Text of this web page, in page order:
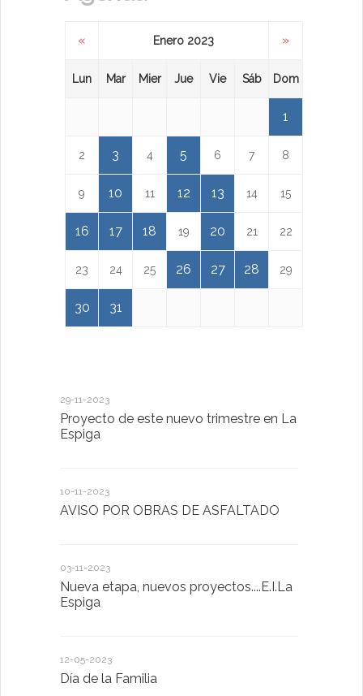
« Enero 2023 »
Lun Mar Mier Jue Vie Sáb Dom
1
2 3 4 5 6 7 8
9 10 11 12 13 14 15
16 17 18 19 20 21 22
23 24 25 26 27 28 29
30 31
29-11-2023
Proyecto de este nuevo trimestre en La
Espiga
10-11-2023
AVISO POR OBRAS DE ASFALTADO
03-11-2023
Nueva etapa, nuevos proyectos....E.I.La
Espiga
12-05-2023
Día de la Familia